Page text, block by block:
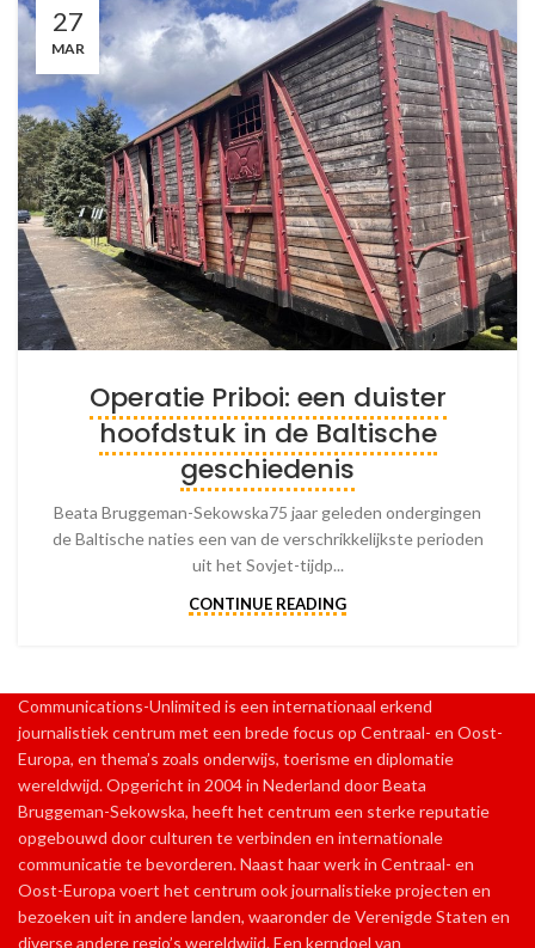
27
MAR
Operatie Priboi: een duister
hoofdstuk in de Baltische
geschiedenis
Beata Bruggeman-Sekowska75 jaar geleden ondergingen
de Baltische naties een van de verschrikkelijkste perioden
uit het Sovjet-tijdp...
CONTINUE READING
Communications-Unlimited is een internationaal erkend
journalistiek centrum met een brede focus op Centraal- en Oost-
Europa, en thema’s zoals onderwijs, toerisme en diplomatie
wereldwijd. Opgericht in 2004 in Nederland door Beata
Bruggeman-Sekowska, heeft het centrum een sterke reputatie
opgebouwd door culturen te verbinden en internationale
communicatie te bevorderen. Naast haar werk in Centraal- en
Oost-Europa voert het centrum ook journalistieke projecten en
bezoeken uit in andere landen, waaronder de Verenigde Staten en
diverse andere regio’s wereldwijd. Een kerndoel van